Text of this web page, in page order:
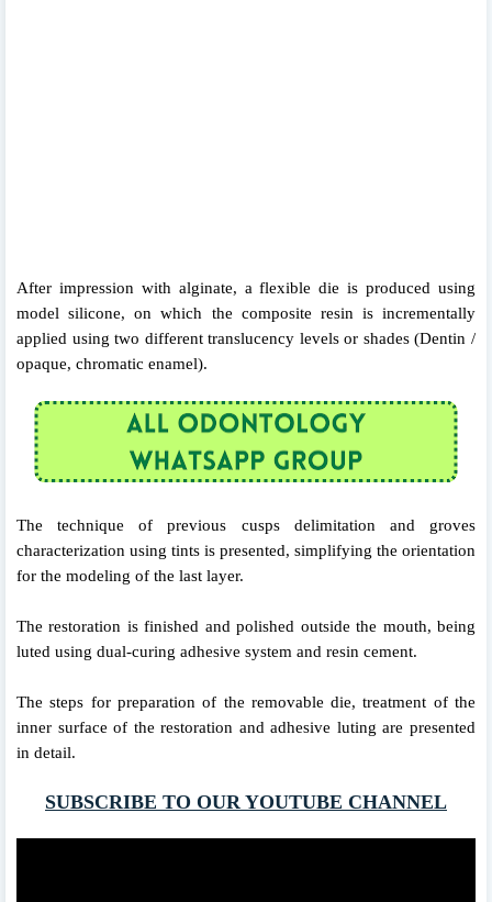
After impression with alginate, a flexible die is produced using
model silicone, on which the composite resin is incrementally
applied using two different translucency levels or shades (Dentin /
opaque, chromatic enamel).
The technique of previous cusps delimitation and groves
characterization using tints is presented, simplifying the orientation
for the modeling of the last layer.
The restoration is finished and polished outside the mouth, being
luted using dual-curing adhesive system and resin cement.
The steps for preparation of the removable die, treatment of the
inner surface of the restoration and adhesive luting are presented
in detail.
SUBSCRIBE TO OUR YOUTUBE CHANNEL